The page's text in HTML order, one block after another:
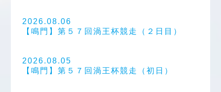
2026.08.06
【鳴門】第５７回渦王杯競走（２日目）
2026.08.05
【鳴門】第５７回渦王杯競走（初日）